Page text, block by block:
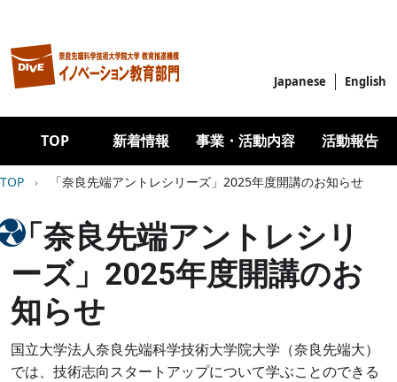
Japanese English
Main navigation
TOP 新着情報 事業・活動内容 活動報告
パンくず
TOP 「奈良先端アントレシリーズ」2025年度開講のお知らせ
「奈良先端アントレシリ
ーズ」2025年度開講のお
知らせ
国立大学法人奈良先端科学技術大学院大学（奈良先端大）
では、技術志向スタートアップについて学ぶことのできる